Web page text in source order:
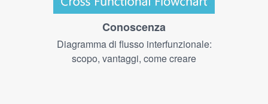
Conoscenza
Diagramma di flusso interfunzionale:
scopo, vantaggi, come creare